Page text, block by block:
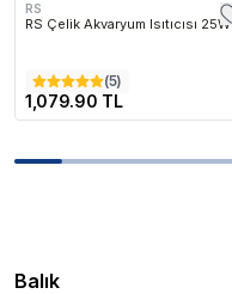
RS
RS Çelik Akvaryum Isıtıcısı 25W
(5)
1,079.90 TL
Balık